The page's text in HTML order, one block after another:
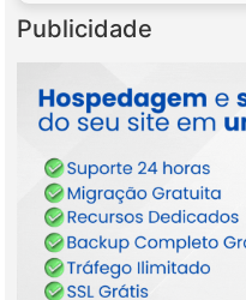
Publicidade